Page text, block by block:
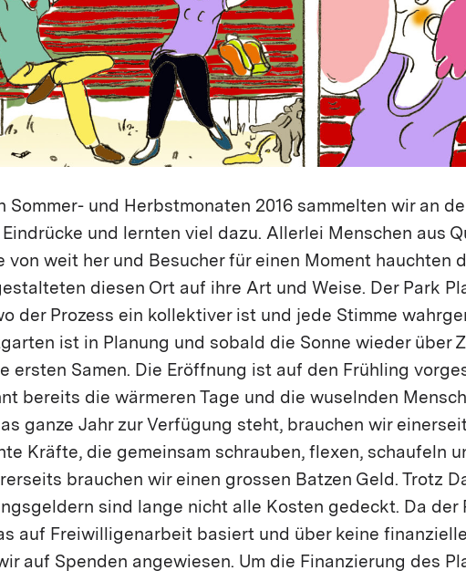
Sommer- und Herbstmonaten 2016 sammelten wir an
und lernten viel dazu. Allerlei Menschen aus
von weit her und Besucher für einen Moment hauchten
diesen Ort auf ihre Art und Weise. Der Park
der Prozess ein kollektiver ist und jede Stimme
ist in Planung und sobald die Sonne wieder über
ersten Samen. Die Eröffnung ist auf den Frühling
bereits die wärmeren Tage und die wuselnden
ganze Jahr zur Verfügung steht, brauchen wir
Kräfte, die gemeinsam schrauben, flexen, schaufeln
brauchen wir einen grossen Batzen Geld. Trotz
sind lange nicht alle Kosten gedeckt. Da der
auf Freiwilligenarbeit basiert und über keine
auf Spenden angewiesen. Um die Finanzierung des